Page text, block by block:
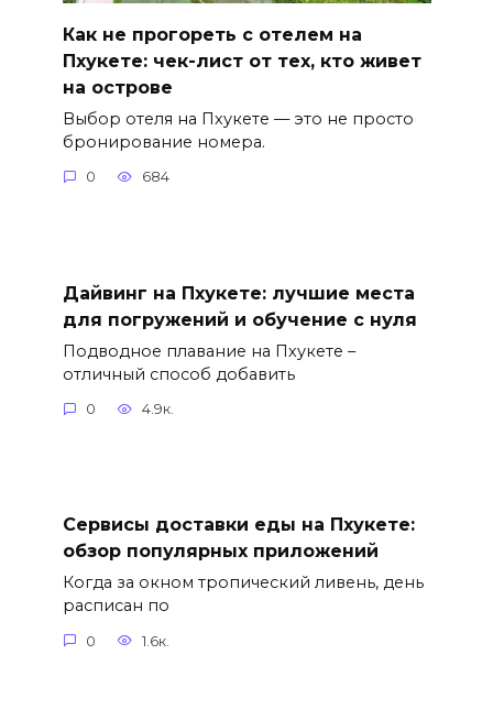
Как не прогореть с отелем на
Пхукете: чек-лист от тех, кто живет
на острове
Выбор отеля на Пхукете — это не просто
бронирование номера.
0 684
Дайвинг на Пхукете: лучшие места
для погружений и обучение с нуля
Подводное плавание на Пхукете –
отличный способ добавить
0 4.9к.
Сервисы доставки еды на Пхукете:
обзор популярных приложений
Когда за окном тропический ливень, день
расписан по
0 1.6к.